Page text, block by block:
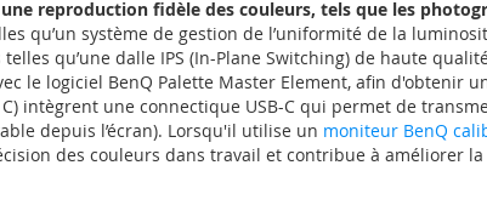
reproduction fidèle des couleurs, tels que les
qu’un système de gestion de l’uniformité de la
qu’une dalle IPS (In-Plane Switching) de haute
le logiciel BenQ Palette Master Element, afin d'obtenir
intègrent une connectique USB-C qui permet de
depuis l’écran). Lorsqu'il utilise un moniteur BenQ
des couleurs dans travail et contribue à améliorer